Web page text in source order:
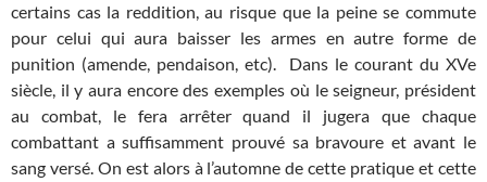
certains cas la reddition, au risque que la peine se commute
pour celui qui aura baisser les armes en autre forme de
punition (amende, pendaison, etc). Dans le courant du XVe
siècle, il y aura encore des exemples où le seigneur, président
au combat, le fera arrêter quand il jugera que chaque
combattant a suffisamment prouvé sa bravoure et avant le
sang versé. On est alors à l’automne de cette pratique et cette